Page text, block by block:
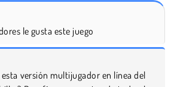
le gusta este juego
versión multijugador en línea del